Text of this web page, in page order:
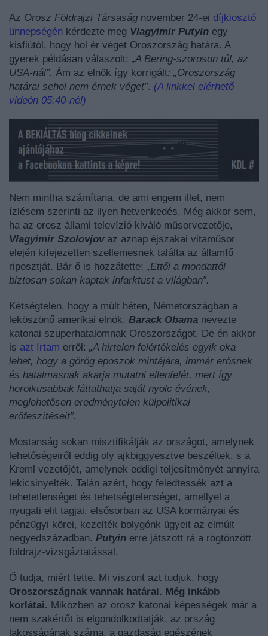
Az Orosz Földrajzi Társaság november 24-ei díjkiosztó
ünnepségén kérdezte meg Vlagyimir Putyin egy
kisfiútól, hogy hol ér véget Oroszország határa. A
gyerek példásan válaszolt: „A Bering-szoroson túl, az
USA-nál”. Ám az elnök így korrigált: „Oroszország
határai sehol nem érnek véget”. (A linkkel elérhető
videón 05:40-nél)
Nem mintha számítana, de ami engem illet, nem
ízlésem szerinti az ilyen hetvenkedés. Még akkor sem,
ha az orosz állami televízió kiváló műsorvezetője,
Vlagyimir Szolovjovaz aznap éjszakai vitaműsor
elején kifejezetten szellemesnek találta az államfő
riposztját. Bár ő is hozzátette: „Ettől a mondattól
biztosan sokan kaptak infarktust a világban”.
Kétségtelen, hogy a múlt héten, Németországban a
leköszönő amerikai elnök, Barack Obama nevezte
katonai szuperhatalomnak Oroszországot. De én akkor
is azt írtam erről: „A hirtelen felértékelés egyik oka
lehet, hogy a görög eposzok mintájára, immár erősnek
és hatalmasnak akarja mutatni ellenfelét, mert így
heroikusabbak láttathatja saját nyolc évének,
meglehetősen eredménytelen külpolitikai
erőfeszítéseit”.
Mostanság sokan misztifikálják az országot, amelynek
lehetőségeiről eddig oly ajkbiggyesztve beszéltek, s a
Kreml vezetőjét, amelynek eddigi teljesítményét annyira
lekicsinyelték. Talán azért, hogy feledtessék azt a
tehetetlenséget és tehetségtelenséget, amellyel a
nyugati elit tagjai, elsősorban az USA kormányai és
pénzügyi körei, kezelték bolygónk ügyeit az elmúlt
negyedszázadban. Putyin erre játszott rá a rögtönzött
földrajz-vizsgáztatással.
Ő tudja, miért tette. Mi viszont azt tudjuk, hogy
Oroszországnak vannak határai. Még inkább
korlátai. Miközben az orosz katonai képességek már a
nem szakértőt is elgondolkodtatják, az ország
lakosságának száma, a gazdaság egészének